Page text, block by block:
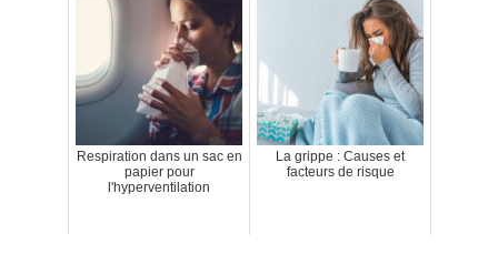
Respiration dans un sac en
papier pour
l'hyperventilation
La grippe : Causes et
facteurs de risque